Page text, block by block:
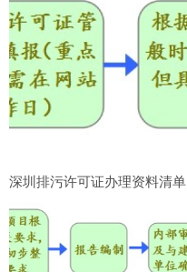
深圳排污许可证办理资料清单